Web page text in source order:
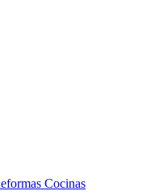
Cocinas